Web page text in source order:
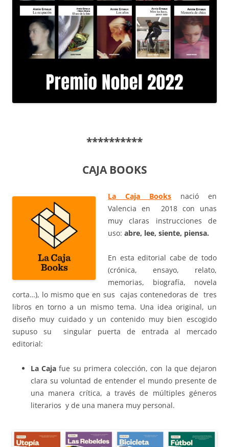
**********
CAJA BOOKS
La Caja Books nació en
Valencia en 2018 con unas
muy claras instrucciones de
uso: abre, lee, siente, piensa.
En esta editorial cabe de todo
(crónica, ensayo, relato,
memorias, biografía, novela
corta…), lo mismo que en sus cajas contenedoras de tres
libros en torno a un mismo tema. Una idea original, un
diseño muy cuidado y un contenido muy bien escogido
supuso su singular puerta de entrada al mercado
editorial:
La Caja fue su primera colección, con la que dejaron
clara su voluntad de entender el mundo presente de
una manera crítica, a través de múltiples géneros
literarios y de una manera muy personal.